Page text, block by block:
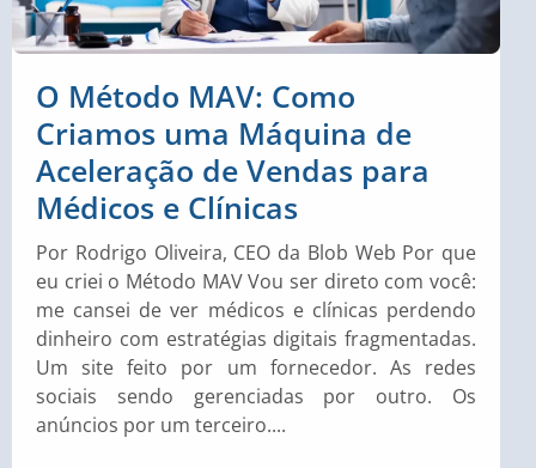
O Método MAV: Como
Criamos uma Máquina de
Aceleração de Vendas para
Médicos e Clínicas
Por Rodrigo Oliveira, CEO da Blob Web Por que
eu criei o Método MAV Vou ser direto com você:
me cansei de ver médicos e clínicas perdendo
dinheiro com estratégias digitais fragmentadas.
Um site feito por um fornecedor. As redes
sociais sendo gerenciadas por outro. Os
anúncios por um terceiro....